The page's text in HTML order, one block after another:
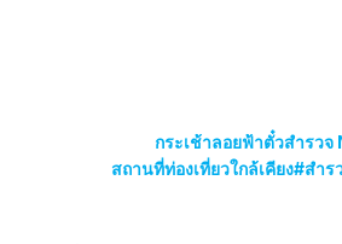
กระเช้าลอยฟ้าตั๋วสำรวจ
สถานที่ท่องเที่ยวใกล้เคียง#สำร